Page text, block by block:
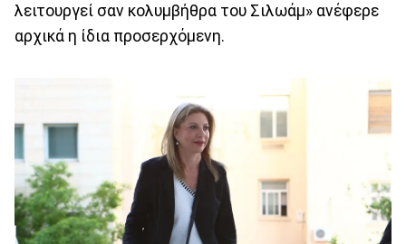
λειτουργεί σαν κολυμβήθρα του Σιλωάμ» ανέφερε
αρχικά η ίδια προσερχόμενη.